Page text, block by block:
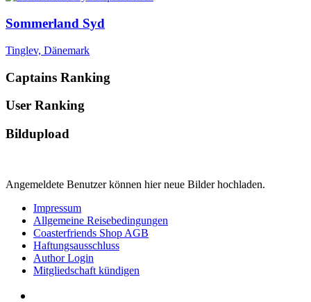
Sommerland Syd
Tinglev, Dänemark
Captains Ranking
User Ranking
Bildupload
Angemeldete Benutzer können hier neue Bilder hochladen.
Impressum
Allgemeine Reisebedingungen
Coasterfriends Shop AGB
Haftungsausschluss
Author Login
Mitgliedschaft kündigen